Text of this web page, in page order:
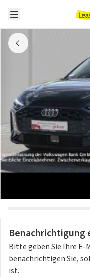
Benachrichtigung
Bitte geben Sie Ihre E-
benachrichtigen Sie,
ist.